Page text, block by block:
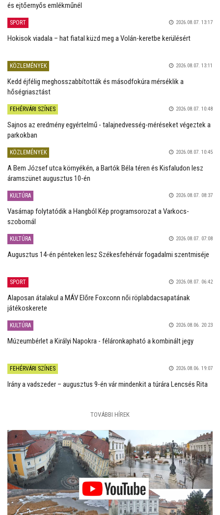
és ejtőernyős emlékműnél
SPORT 2026.08.07. 13:17
Hokisok viadala – hat fiatal küzd meg a Volán-keretbe kerülésért
KÖZLEMÉNYEK 2026.08.07. 13:11
Kedd éjfélig meghosszabbították és másodfokúra mérséklik a
hőségriasztást
FEHÉRVÁRI SZÍNES 2026.08.07. 10:48
Sajnos az eredmény egyértelmű - talajnedvesség-méréseket végeztek a
parkokban
KÖZLEMÉNYEK 2026.08.07. 10:45
A Bem József utca környékén, a Bartók Béla téren és Kisfaludon lesz
áramszünet augusztus 10-én
KULTÚRA 2026.08.07. 08:37
Vasárnap folytatódik a Hangból Kép programsorozat a Varkocs-
szobornál
KULTÚRA 2026.08.07. 07:08
Augusztus 14-én pénteken lesz Székesfehérvár fogadalmi szentmiséje
SPORT 2026.08.07. 06:42
Alaposan átalakul a MÁV Előre Foxconn női röplabdacsapatának
játékoskerete
KULTÚRA 2026.08.06. 20:23
Múzeumbérlet a Királyi Napokra - féláronkapható a kombinált jegy
FEHÉRVÁRI SZÍNES 2026.08.06. 19:07
Irány a vadszeder – augusztus 9-én vár mindenkit a túrára Lencsés Rita
TOVÁBBI HÍREK